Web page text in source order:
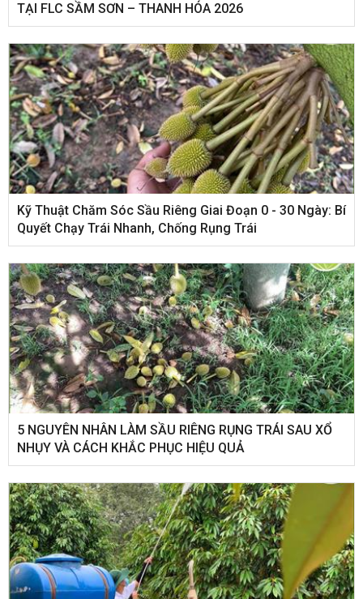
TẠI FLC SẦM SƠN – THANH HÓA 2026
Kỹ Thuật Chăm Sóc Sầu Riêng Giai Đoạn 0 - 30 Ngày: Bí
Quyết Chạy Trái Nhanh, Chống Rụng Trái
5 NGUYÊN NHÂN LÀM SẦU RIÊNG RỤNG TRÁI SAU XỔ
NHỤY VÀ CÁCH KHẮC PHỤC HIỆU QUẢ